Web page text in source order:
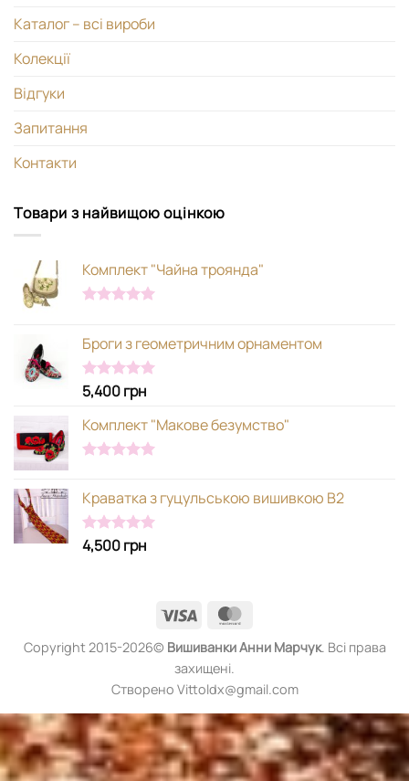
Каталог – всі вироби
Колекції
Відгуки
Запитання
Контакти
Товари з найвищою оцінкою
Комплект "Чайна троянда"
Броги з геометричним орнаментом
Оцінено в
з 5
5,400грн
Комплект "Макове безумство"
Краватка з гуцульською вишивкою В2
Оцінено в
з 5
4,500грн
Visa
Copyright 2015-2026© ВишиванкиАнни Марчук. Всі права
захищені.
Створено Vittoldx@gmail.com